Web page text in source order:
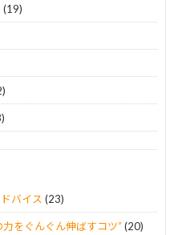
(19)
バイス (23)
をぐんぐん伸ばすコツ” (20)